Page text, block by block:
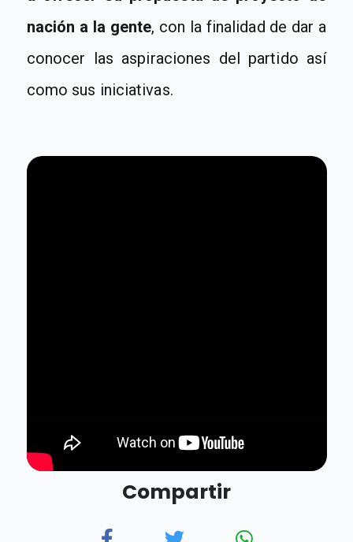
nación a la gente, con la finalidad de dar a
conocer las aspiraciones del partido así
como sus iniciativas.
Compartir